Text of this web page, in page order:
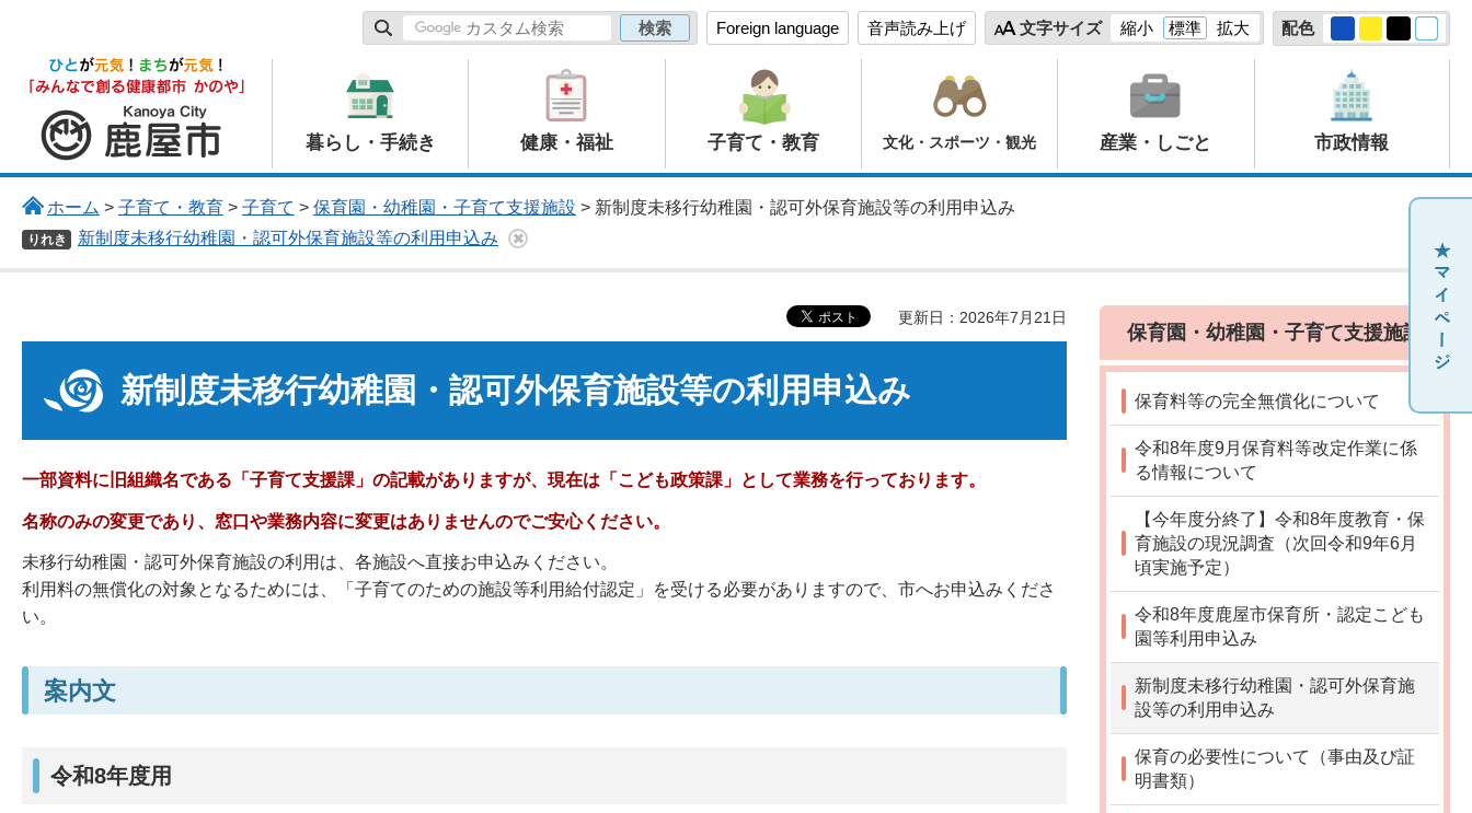
Foreign language 音声読み上げ 文字サイズ 縮小 標準 拡大 配色
鹿屋市
暮らし・手続き 健康・福祉 子育て・教育 文化・スポーツ・観光 産業・しごと 市政情報
ホーム > 子育て・教育> 子育て > 保育園・幼稚園・子育て支援施設 > 新制度未移行幼稚園・認可外保育施設等の利用申込み
りれき 新制度未移行幼稚園・認可外保育施設等の利用申込み
更新日：2026年7月21日
新制度未移行幼稚園・認可外保育施設等の利用申込み
一部資料に旧組織名である「子育て支援課」の記載がありますが、現在は「こども政策課」として業務を行っております。
名称のみの変更であり、窓口や業務内容に変更はありませんのでご安心ください。
未移行幼稚園・認可外保育施設の利用は、各施設へ直接お申込みください。
利用料の無償化の対象となるためには、「子育てのための施設等利用給付認定」を受ける必要がありますので、市へお申込みくださ
い。
案内文
令和8年度用
保育園・幼稚園・子育て支援施設
保育料等の完全無償化について
令和8年度9月保育料等改定作業に係
る情報について
【今年度分終了】令和8年度教育・保
育施設の現況調査（次回令和9年6月
頃実施予定）
令和8年度鹿屋市保育所・認定こども
園等利用申込み
新制度未移行幼稚園・認可外保育施
設等の利用申込み
保育の必要性について（事由及び証
明書類）